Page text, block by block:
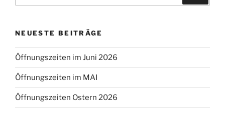
NEUESTE BEITRÄGE
Öffnungszeiten im Juni 2026
Öffnungszeiten im MAI
Öffnungszeiten Ostern 2026